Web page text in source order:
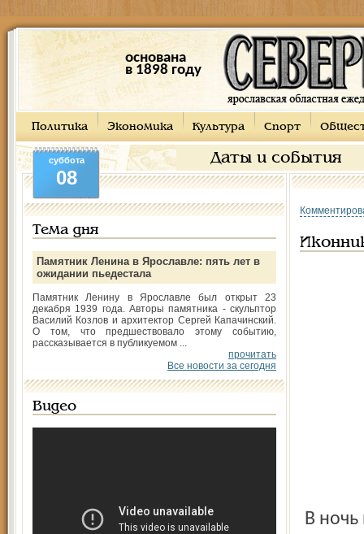
основана
в 1898 году
Политика Экономика Культура Спорт
Даты и события
суббота
08
Тема дня
Памятник Ленина в Ярославле: пять лет в
ожидании пьедестала
Памятник Ленину в Ярославле был открыт 23
декабря 1939 года. Авторы памятника - скульптор
Василий Козлов и архитектор Сергей Капачинский.
О том, что предшествовало этому событию,
рассказывается в публикуемом ...
прочитать
Все новости за сегодня
Видео
В ночь